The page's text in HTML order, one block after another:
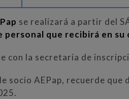
se realizará a partir del
personal que recibirá en su
con la secretaría de
socio AEPap, recuerde